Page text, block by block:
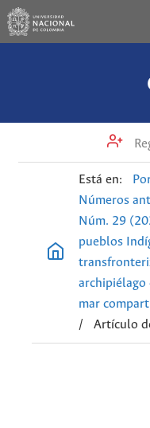
Está en:
Números
Núm. 29
pueblos
archipiélago
mar
/
Artículo